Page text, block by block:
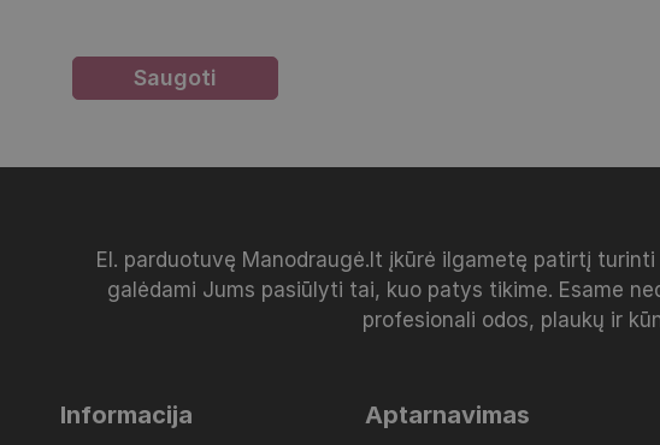
El. parduotuvę Manodraugė.lt įkūrė ilgametę patirtį
galėdami Jums pasiūlyti tai, kuo patys tikime. Esame
profesionali odos, plaukų ir
Informacija Aptarnavimas